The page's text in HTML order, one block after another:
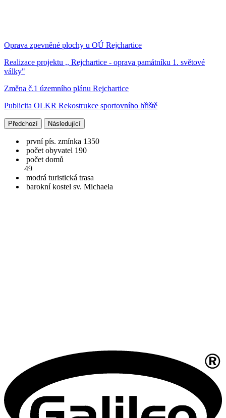
Oprava zpevněné plochy u OÚ Rejchartice
Realizace projektu ,, Rejchartice - oprava památníku 1. světové
války"
Změna č.1 územního plánu Rejchartice
Publicita OLKR Rekostrukce sportovního hřiště
Předchozí Následující
první pís. zmínka 1350
počet obyvatel 190
počet domů
49
modrá turistická trasa
barokní kostel sv. Michaela